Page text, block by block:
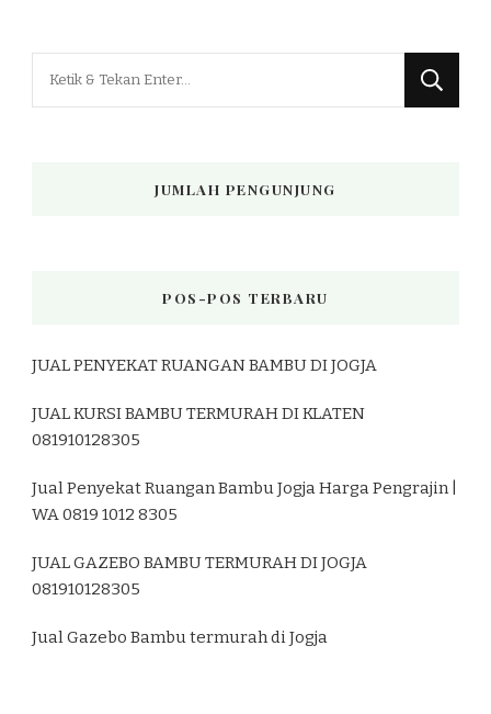
JUMLAH PENGUNJUNG
POS-POS TERBARU
JUAL PENYEKAT RUANGAN BAMBU DI JOGJA
JUAL KURSI BAMBU TERMURAH DI KLATEN
081910128305
Jual Penyekat Ruangan Bambu Jogja Harga Pengrajin |
WA 0819 1012 8305
JUAL GAZEBO BAMBU TERMURAH DI JOGJA
081910128305
Jual Gazebo Bambu termurah di Jogja